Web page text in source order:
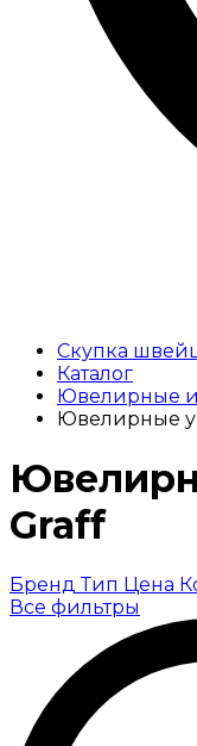
Скупка
Каталог
Ювелирные
Ювелирные
Graff
Бренд Тип Цена
Все фильтры